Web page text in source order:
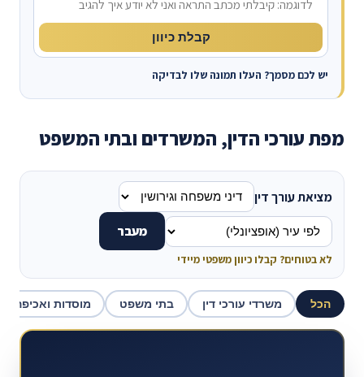
קבלת כיוון
יש לכם מסמך? העלו תמונה שלו לבדיקה
מפת עורכי הדין, המשרדים ובתי המשפט
מציאת עורך דין
מעבר
לא בטוחים? קבלו כיוון משפטי מיידי
הכל משרדי עורכי דין בתי משפט מוסדות ואכיפה